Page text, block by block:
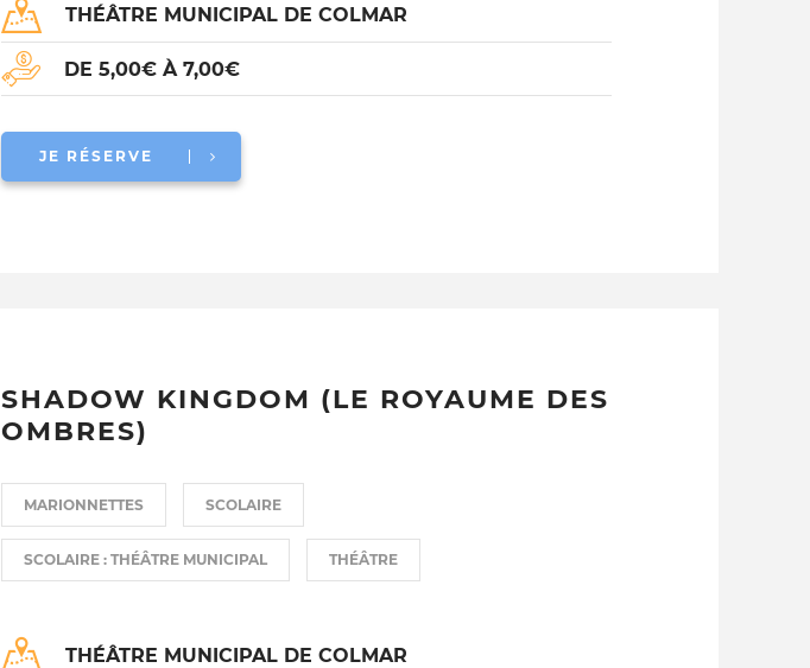
THÉÂTRE MUNICIPAL DE COLMAR
DE 5,00€ À 7,00€
JE RÉSERVE
SHADOW KINGDOM (LE ROYAUME DES
OMBRES)
MARIONNETTES SCOLAIRE
SCOLAIRE : THÉÂTRE MUNICIPAL THÉÂTRE
THÉÂTRE MUNICIPAL DE COLMAR